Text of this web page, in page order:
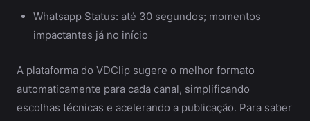
Whatsapp Status: até 30 segundos; momentos
impactantes já no início
A plataforma do VDClip sugere o melhor formato
automaticamente para cada canal, simplificando
escolhas técnicas e acelerando a publicação. Para saber